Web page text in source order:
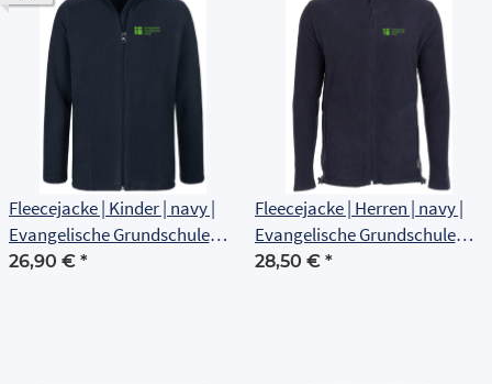
Fleecejacke | Kinder | navy |
Evangelische Grundschule
Erfurt
26,90 € *
Fleecejacke | Herren | navy |
Evangelische Grundschule
Erfurt
28,50 € *